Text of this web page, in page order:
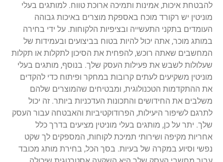
להבטחת איכות, אמינות ותמיכה ארוכת טווח. למותגים בעלי
מוניטין יש רקורד מוכח באספקת מוצרים באיכות גבוהה
העומדים בתקני התעשייה ובציפיות הלקוחות. על ידי בחירה
במותג מוכר, אתה יכול להיות בטוח בביצועים ובעמידות של
המחשבים שאתה רוכש, להפחית את הסיכון לתקלות או תקלות
שעלולות לשבש את פעילות העסק שלך. בנוסף, מותגים בעלי
מוניטין משקיעים לעתים קרובות במחקר ופיתוח כדי להקדים
את ההתקדמות הטכנולוגית, ומבטיחים שהמוצרים שלהם
משלבים את החידושים והתכונות העדכניות ביותר. זה יכול
לתרגם לשיפור היעילות, הפרודוקטיביות והאבטחה עבור העסק
שלך. יתר על כן, מותגים בעלי מוניטין מציעים בדרך כלל
אחריות מקיפה ושירותי תמיכת לקוחות, המספקים לך שקט
נפשי וסיוע במקרה של בעיות. בסך הכל, בחירת מותג מכובד